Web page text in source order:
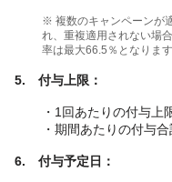
※ 複数のキャンペーンが
れ、重複適用されない場
率は最大66.5％となります
5. 付与上限：
・1回あたりの付与上
・期間あたりの付与
6. 付与予定日：